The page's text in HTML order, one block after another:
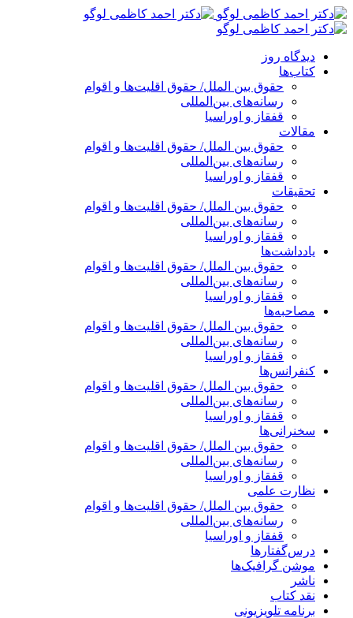
پرش
به
دیدگاه روز
کتاب‌ها
حقوق بین الملل/ حقوق اقلیت‌ها و اقوام
رسانه‌های بین‌المللی
قفقاز و اوراسیا
مقالات
حقوق بین الملل/ حقوق اقلیت‌ها و اقوام
رسانه‌های بین‌المللی
قفقاز و اوراسیا
تحقیقات
حقوق بین الملل/ حقوق اقلیت‌ها و اقوام
رسانه‌های بین‌المللی
قفقاز و اوراسیا
یادداشت‌ها
حقوق بین الملل/ حقوق اقلیت‌ها و اقوام
رسانه‌های بین‌المللی
قفقاز و اوراسیا
مصاحبه‌ها
حقوق بین الملل/ حقوق اقلیت‌ها و اقوام
رسانه‌های بین‌المللی
قفقاز و اوراسیا
کنفرانس‌ها
حقوق بین الملل/ حقوق اقلیت‌ها و اقوام
رسانه‌های بین‌المللی
قفقاز و اوراسیا
سخنرانی‌ها
حقوق بین الملل/ حقوق اقلیت‌ها و اقوام
رسانه‌های بین‌المللی
قفقاز و اوراسیا
نظارت علمی
حقوق بین الملل/ حقوق اقلیت‌ها و اقوام
رسانه‌های بین‌المللی
قفقاز و اوراسیا
درس‌گفتارها
موشن گرافیک‌ها
ناشر
نقد کتاب
برنامه‌ تلویزیونی